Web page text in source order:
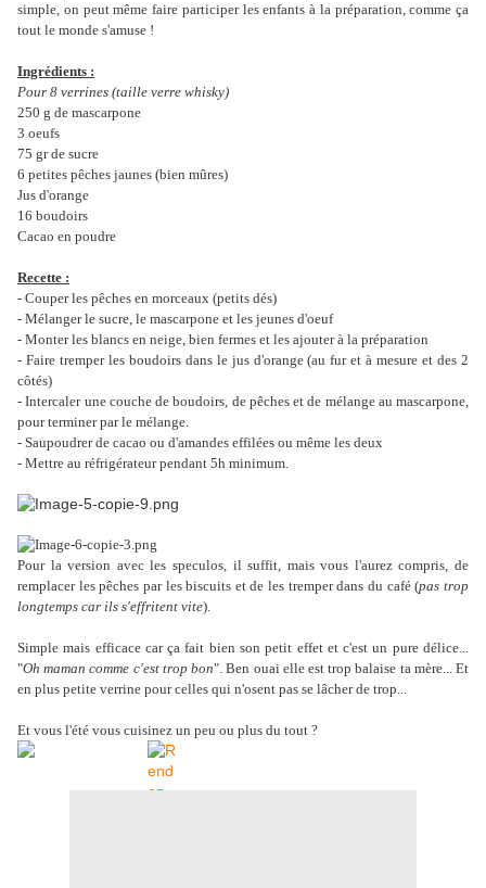
simple, on peut même faire participer les enfants à la préparation, comme ça
tout le monde s'amuse !
Ingrédients :
Pour 8 verrines (taille verre whisky)
250 g de mascarpone
3 oeufs
75 gr de sucre
6 petites pêches jaunes (bien mûres)
Jus d'orange
16 boudoirs
Cacao en poudre
Recette :
- Couper les pêches en morceaux (petits dés)
- Mélanger le sucre, le mascarpone et les jeunes d'oeuf
- Monter les blancs en neige, bien fermes et les ajouter à la préparation
- Faire tremper les boudoirs dans le jus d'orange (au fur et à mesure et des 2
côtés)
- Intercaler une couche de boudoirs, de pêches et de mélange au mascarpone,
pour terminer par le mélange.
- Saupoudrer de cacao ou d'amandes effilées ou même les deux
- Mettre au réfrigérateur pendant 5h minimum.
Pour la version avec les speculos, il suffit, mais vous l'aurez compris, de
remplacer les pêches par les biscuits et de les tremper dans du café (pas trop
longtemps car ils s'effritent vite).
Simple mais efficace car ça fait bien son petit effet et c'est un pure délice...
"Oh maman comme c'est trop bon". Ben ouai elle est trop balaise ta mère... Et
en plus petite verrine pour celles qui n'osent pas se lâcher de trop...
Et vous l'été vous cuisinez un peu ou plus du tout ?